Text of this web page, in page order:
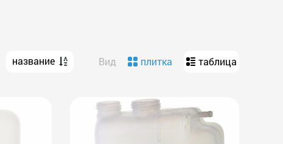
название Вид плитка таблица